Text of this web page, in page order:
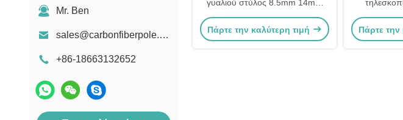
Mr. Ben
sales@carbonfiberpole.com
+86-18663132652
γυαλιού στύλος 8.5mm 14mm
28mm αναδιπλούμενη ίνες
γυαλιού στύλος
Πάρτε την καλύτερη τιμή
γυαλιού
Πάρτε την